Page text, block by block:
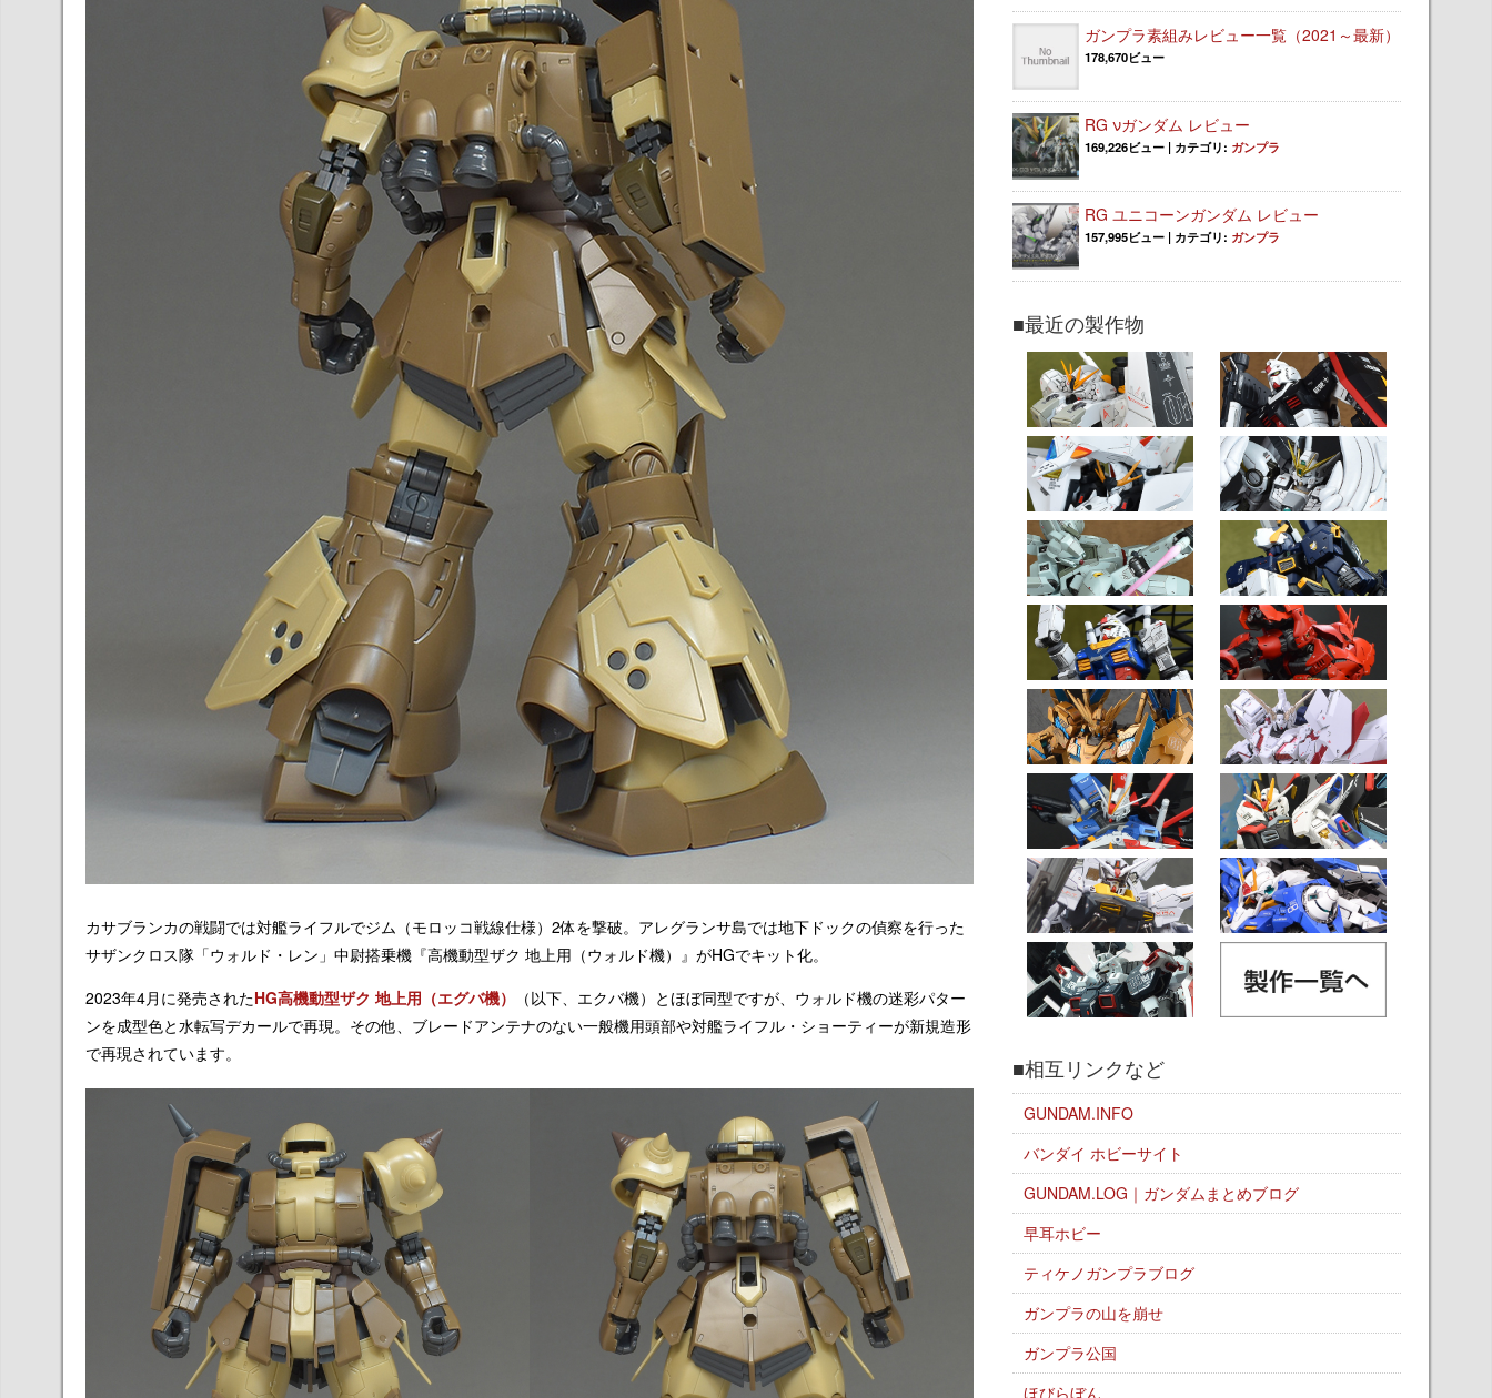
カサブランカの戦闘では対艦ライフルでジム（モロッコ戦線仕様）2体を撃破。アレグランサ島では地下ドックの偵察を行った
サザンクロス隊「ウォルド・レン」中尉搭乗機『高機動型ザク 地上用（ウォルド機）』がHGでキット化。
2023年4月に発売されたHG高機動型ザク 地上用（エグバ機）
（以下、エクバ機）とほぼ同型ですが、ウォルド機の迷彩パター
ンを成型色と水転写デカールで再現。その他、ブレードアンテナのない一般機用頭部や対艦ライフル・ショーティーが新規造形
で再現されています。
ガンプラ素組みレビュー一覧（2021～最新）
178,670ビュー
RG νガンダム レビュー
169,226ビュー | カテゴリ: ガンプラ
RG ユニコーンガンダム レビュー
157,995ビュー | カテゴリ: ガンプラ
■最近の製作物
■相互リンクなど
GUNDAM.INFO
バンダイ ホビーサイト
GUNDAM.LOG｜ガンダムまとめブログ
早耳ホビー
ティケノガンプラブログ
ガンプラの山を崩せ
ガンプラ公国
ほびらぼん